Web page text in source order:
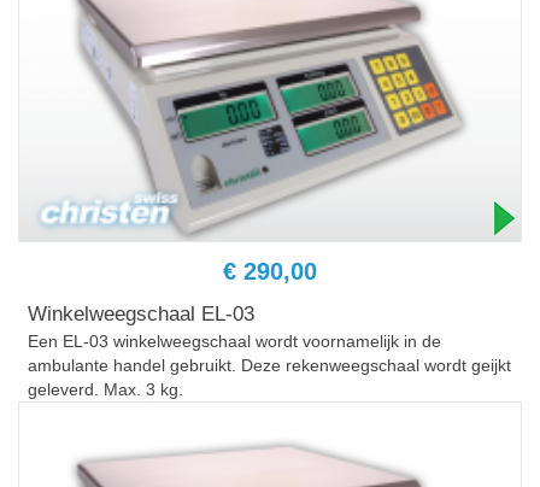
€ 290,00
Winkelweegschaal EL-03
Een EL-03 winkelweegschaal wordt voornamelijk in de
ambulante handel gebruikt. Deze rekenweegschaal wordt geijkt
geleverd. Max. 3 kg.